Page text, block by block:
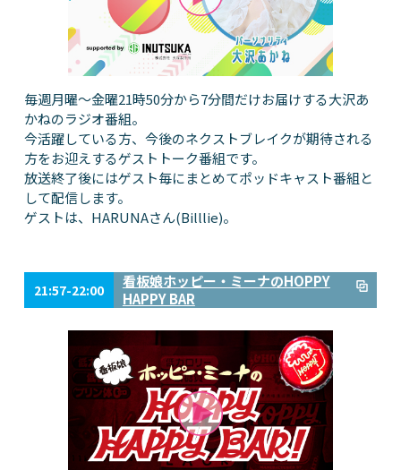
毎週月曜～金曜21時50分から7分間だけお届けする大沢あ
かねのラジオ番組。
今活躍している方、今後のネクストブレイクが期待される
方をお迎えするゲストトーク番組です。
放送終了後にはゲスト毎にまとめてポッドキャスト番組と
して配信します。
ゲストは、HARUNAさん(Billlie)。
21:57-22:00
看板娘ホッピー・ミーナのHOPPY
HAPPY BAR